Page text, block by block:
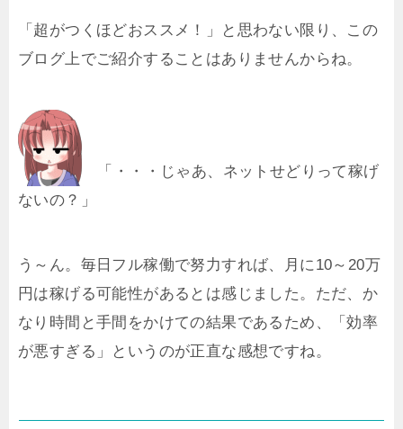
「超がつくほどおススメ！」と思わない限り、この
ブログ上でご紹介することはありませんからね。
「・・・じゃあ、ネットせどりって稼げ
ないの？」
う～ん。毎日フル稼働で努力すれば、月に10～20万
円は稼げる可能性があるとは感じました。ただ、か
なり時間と手間をかけての結果であるため、「効率
が悪すぎる」というのが正直な感想ですね。